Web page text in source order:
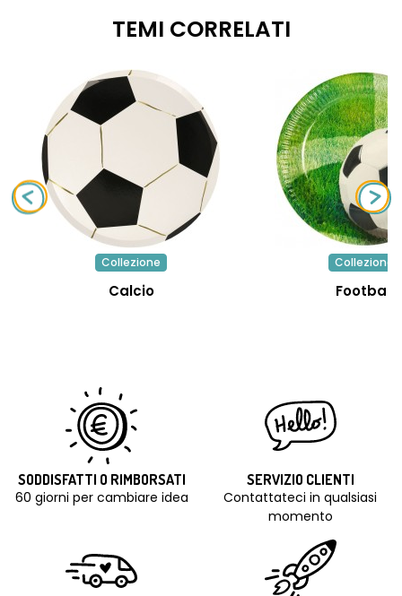
TEMI CORRELATI
Collezione
Calcio
Collezione
Football
SODDISFATTI O RIMBORSATI
60 giorni per cambiare idea
SERVIZIO CLIENTI
Contattateci in qualsiasi
momento